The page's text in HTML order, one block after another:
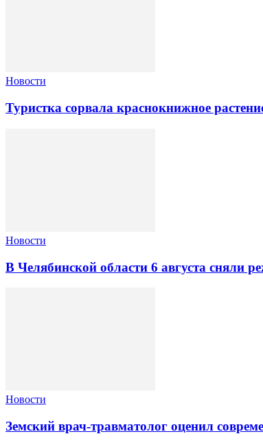
Новости
Туристка сорвала краснокнижное
Новости
В Челябинской области 6 августа сняли
Новости
Земский врач-травматолог оценил